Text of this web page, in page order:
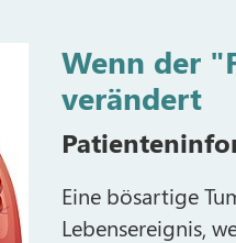
Wenn der
verändert
Eine bösartige
Lebensereignis,